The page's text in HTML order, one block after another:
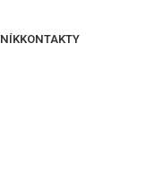
KONTAKTY